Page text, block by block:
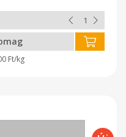
Ft/kg